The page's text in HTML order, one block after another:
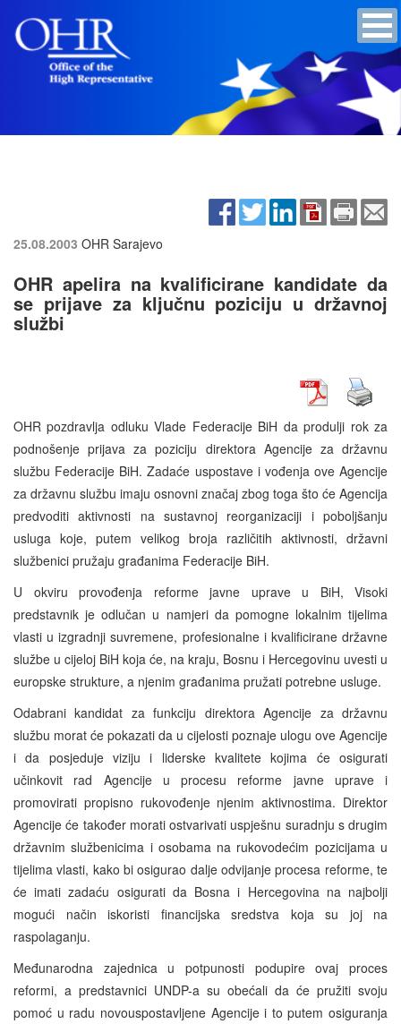
25.08.2003 OHR Sarajevo
OHR apelira na kvalificirane kandidate da
se prijave za ključnu poziciju u državnoj
službi
OHR pozdravlja odluku Vlade Federacije BiH da produlji rok za
podnošenje prijava za poziciju direktora Agencije za državnu
službu Federacije BiH. Zadaće uspostave i vođenja ove Agencije
za državnu službu imaju osnovni značaj zbog toga što će Agencija
predvoditi aktivnosti na sustavnoj reorganizaciji i poboljšanju
usluga koje, putem velikog broja različitih aktivnosti, državni
službenici pružaju građanima Federacije BiH.
U okviru provođenja reforme javne uprave u BiH, Visoki
predstavnik je odlučan u namjeri da pomogne lokalnim tijelima
vlasti u izgradnji suvremene, profesionalne i kvalificirane državne
službe u cijeloj BiH koja će, na kraju, Bosnu i Hercegovinu uvesti u
europske strukture, a njenim građanima pružati potrebne usluge.
Odabrani kandidat za funkciju direktora Agencije za državnu
službu morat će pokazati da u cijelosti poznaje ulogu ove Agencije
i da posjeduje viziju i liderske kvalitete kojima će osigurati
učinkovit rad Agencije u procesu reforme javne uprave i
promovirati propisno rukovođenje njenim aktivnostima. Direktor
Agencije će također morati ostvarivati uspješnu suradnju s drugim
državnim službenicima i osobama na rukovodećim pozicijama u
tijelima vlasti, kako bi osigurao dalje odvijanje procesa reforme, te
će imati zadaću osigurati da Bosna i Hercegovina na najbolji
mogući način iskoristi financijska sredstva koja su joj na
raspolaganju.
Međunarodna zajednica u potpunosti podupire ovaj proces
reformi, a predstavnici UNDP-a su obećali da će pružiti svoju
pomoć u radu novouspostavljene Agencije i to putem osiguranja